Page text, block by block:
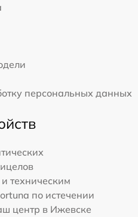
персональных данных
техническим
по истечении
центр в Ижевске